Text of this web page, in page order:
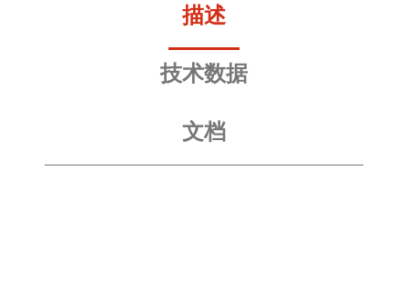
描述
技术数据
文档